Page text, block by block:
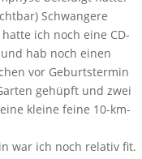
Schwangere
ich noch eine CD-
hab noch einen
vor Geburtstermin
gehüpft und zwei
kleine feine 10-km-
war ich noch relativ fit.